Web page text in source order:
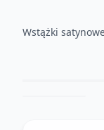
Wstążki